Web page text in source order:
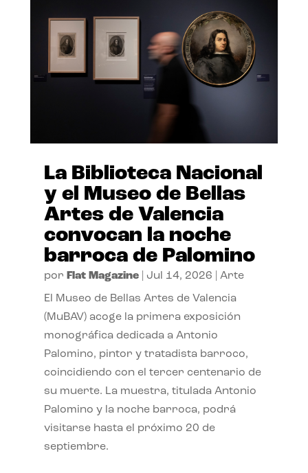
La Biblioteca Nacional
y el Museo de Bellas
Artes de Valencia
convocan la noche
barroca de Palomino
por Flat Magazine| Jul 14, 2026 Arte
El Museo de Bellas Artes de Valencia
(MuBAV) acoge la primera exposición
monográfica dedicada a Antonio
Palomino, pintor y tratadista barroco,
coincidiendo con el tercer centenario de
su muerte. La muestra, titulada Antonio
Palomino y la noche barroca, podrá
visitarse hasta el próximo 20 de
septiembre.